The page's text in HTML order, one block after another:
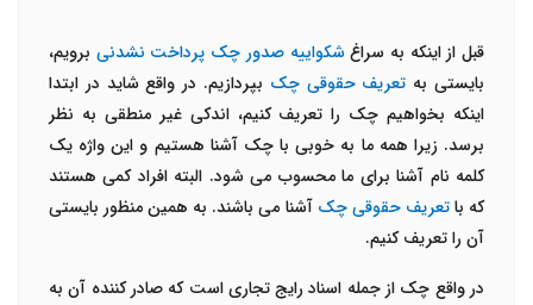
قبل از اینکه به سراغشکواییه صدور چک پرداخت نشدنی برویم،
بایستی به تعریف حقوقی چک بپردازیم. در واقع شاید در ابتدا
اینکه بخواهیم چک را تعریف کنیم، اندکی غیر منطقی به نظر
برسد. زیرا همه ما به خوبی با چک آشنا هستیم و این واژه یک
کلمه نام آشنا برای ما محسوب می شود. البته افراد کمی هستند
که باتعریف حقوقی چکآشنا می باشند. به همین منظور بایستی
آن را تعریف کنیم.
در واقع چک از جمله اسناد رایج تجاری است که صادر کننده آن به